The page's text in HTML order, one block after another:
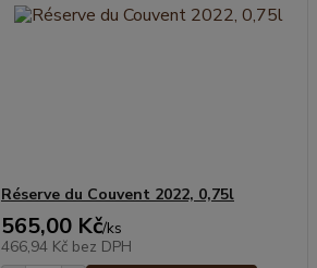
Réserve du Couvent 2022, 0,75l
565,00 Kč/ks
466,94 Kč bez DPH